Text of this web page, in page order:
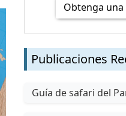
Obtenga una
Publicaciones
Guía de safari del